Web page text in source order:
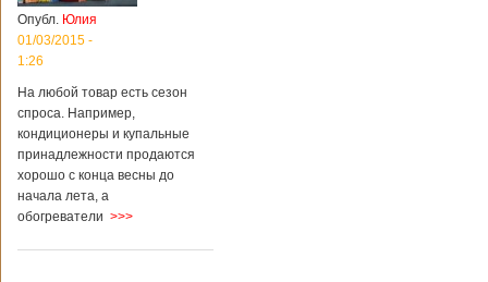
Опубл. Юлия
01/03/2015 -
1:26
На любой товар есть сезон
спроса. Например,
кондиционеры и купальные
принадлежности продаются
хорошо с конца весны до
начала лета, а
обогреватели >>>